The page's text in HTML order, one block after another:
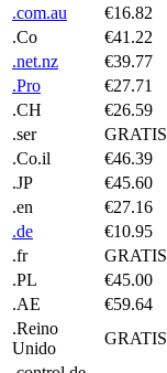
.com.au
€16.82
.Co
€41.22
.net.nz
€39.77
.Pro
€27.71
.CH
€26.59
.ser
GRATIS
.Co.il
€46.39
.JP
€45.60
.en
€27.16
.de
€10.95
.fr
GRATIS
.PL
€45.00
.AE
€59.64
.Reino
Unido
GRATIS